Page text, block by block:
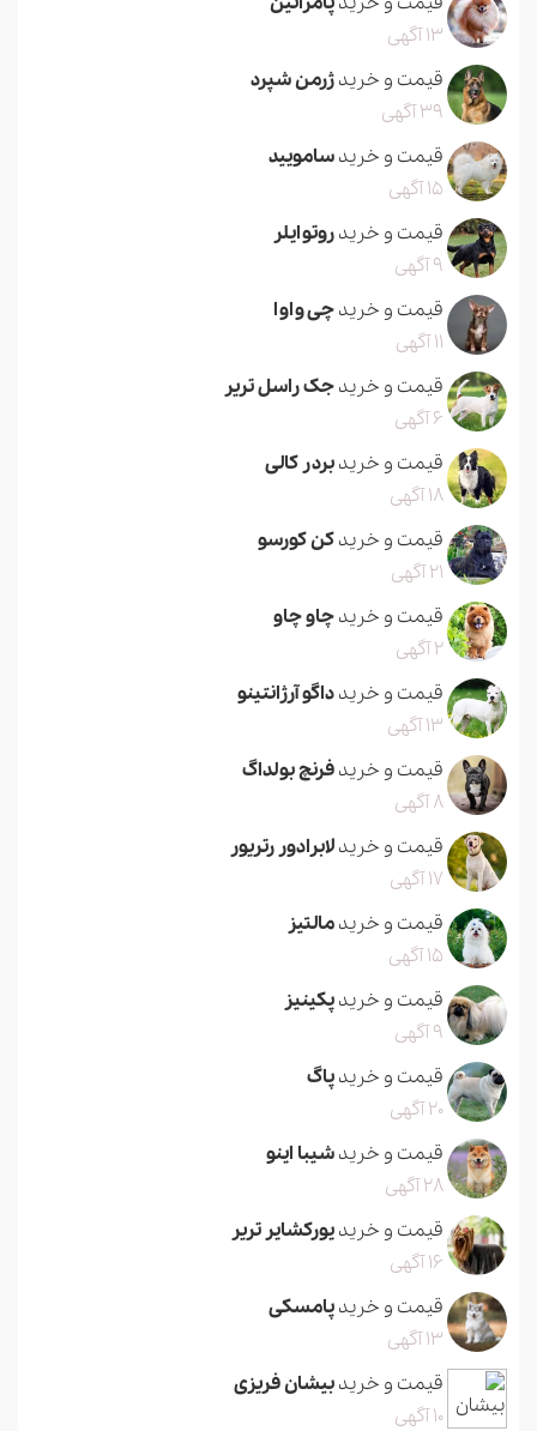
13 آگهی
قیمت و خریدژرمن شپرد
39 آگهی
قیمت و خریدسامویید
15 آگهی
قیمت و خریدروتوایلر
9 آگهی
قیمت و خریدچی واوا
11 آگهی
قیمت و خریدجک راسل تریر
6 آگهی
قیمت و خریدبردر کالی
18 آگهی
قیمت و خریدکن کورسو
21 آگهی
قیمت و خریدچاو چاو
2 آگهی
قیمت و خریدداگو آرژانتینو
13 آگهی
قیمت و خریدفرنچ بولداگ
8 آگهی
قیمت و خریدلابرادور رتریور
17 آگهی
قیمت و خریدمالتیز
15 آگهی
قیمت و خریدپکینیز
9 آگهی
قیمت و خریدپاگ
20 آگهی
قیمت و خریدشیبا اینو
28 آگهی
قیمت و خریدیورکشایر تریر
16 آگهی
قیمت و خریدپامسکی
13 آگهی
قیمت و خریدبیشان فریزی
10 آگهی